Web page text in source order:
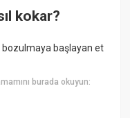
kokar?
başlayan et
burada okuyun: